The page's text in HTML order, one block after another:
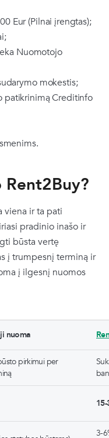
Eur (Pilnai įrengtas);
Nuomotojo
mokestis;
patikrinimą Creditinfo
viena ir ta pati
pradinio inašo ir
būsta vertę
į trumpesnį terminą ir
į ilgesnį nuomos
nuoma
pirkimui per
3-